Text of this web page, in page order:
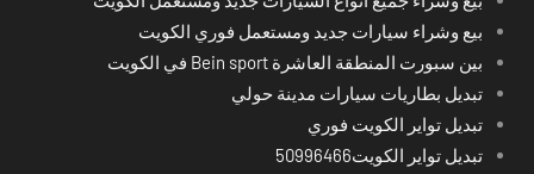
بيع وشراء سيارات جديد ومستعمل فوري الكويت
بين سبورت المنطقة العاشرة Bein sport في الكويت
تبديل بطاريات سيارات مدينة حولي
تبديل تواير الكويت فوري
تبديل تواير الكويت50996466